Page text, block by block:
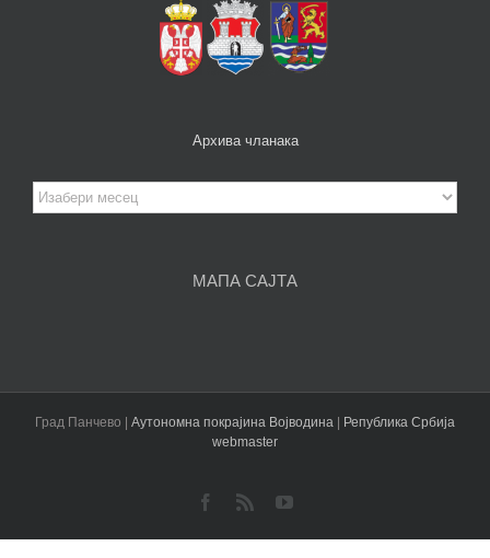
Архива чланака
Архива
чланака
МАПА САЈТА
Град Панчево | Аутономна покрајина Војводина
Република Србија
webmaster
Facebook
Rss YouTube